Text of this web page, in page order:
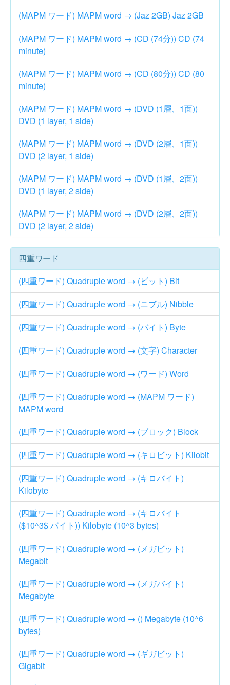
(MAPM ワード) MAPM word → (Jaz 2GB) Jaz 2GB
(MAPM ワード) MAPM word → (CD (74分)) CD (74
minute)
(MAPM ワード) MAPM word → (CD (80分)) CD (80
minute)
(MAPM ワード) MAPM word → (DVD (1層、1面))
DVD (1 layer, 1 side)
(MAPM ワード) MAPM word → (DVD (2層、1面))
DVD (2 layer, 1 side)
(MAPM ワード) MAPM word → (DVD (1層、2面))
DVD (1 layer, 2 side)
(MAPM ワード) MAPM word → (DVD (2層、2面))
DVD (2 layer, 2 side)
四重ワード
(四重ワード) Quadruple word → (ビット) Bit
(四重ワード) Quadruple word → (ニブル) Nibble
(四重ワード) Quadruple word → (バイト) Byte
(四重ワード) Quadruple word → (文字) Character
(四重ワード) Quadruple word → (ワード) Word
(四重ワード) Quadruple word → (MAPM ワード)
MAPM word
(四重ワード) Quadruple word → (ブロック) Block
(四重ワード) Quadruple word → (キロビット) Kilobit
(四重ワード) Quadruple word → (キロバイト)
Kilobyte
(四重ワード) Quadruple word → (キロバイト
($10^3$ バイト)) Kilobyte (10^3 bytes)
(四重ワード) Quadruple word → (メガビット)
Megabit
(四重ワード) Quadruple word → (メガバイト)
Megabyte
(四重ワード) Quadruple word → () Megabyte (10^6
bytes)
(四重ワード) Quadruple word → (ギガビット)
Gigabit